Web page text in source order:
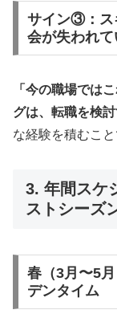
サイン③：ス
会が失われて
「今の職場では
グは、転職を検
な経験を積むこ
3. 年間スケ
ストシーズ
春（3月〜5
デンタイム